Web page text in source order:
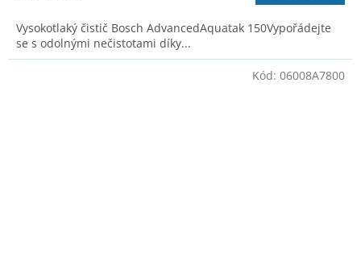
Vysokotlaký čistič Bosch AdvancedAquatak 150Vypořádejte
se s odolnými nečistotami díky...
Kód: 06008A7800